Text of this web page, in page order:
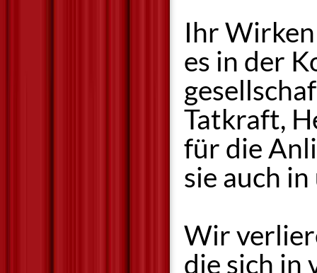
Ihr
es in der
Tatkraft,
für die
sie auch
Wir
die sich in